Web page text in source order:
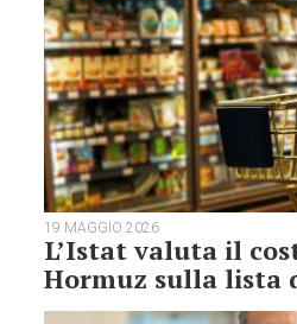
19 MAGGIO 2026
L’Istat valuta il
Hormuz sulla lista